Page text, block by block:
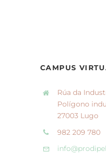
CAMPUS
Rúa da
Polígono
27003 Lugo
982 209 780